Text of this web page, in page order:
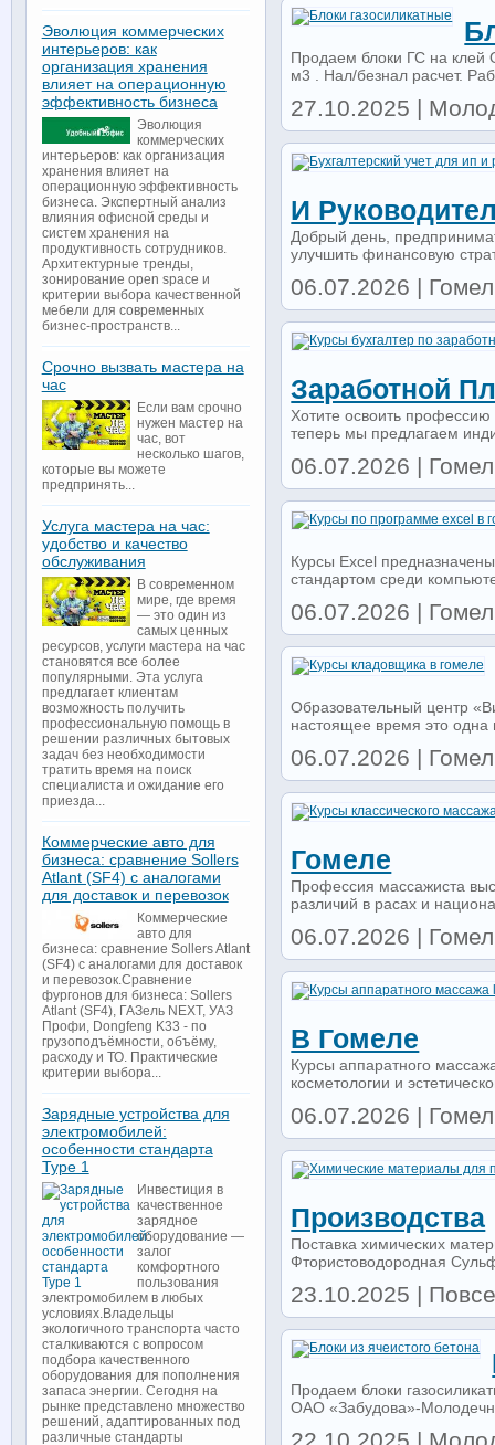
Продаем блоки ГС на клей
м3 . Нал/безнал расчет.
27.10.2025 |
И
Добрый день,
улучшить финансовую
06.07.2026 |
Заработной
Хотите освоить профессию
теперь мы предлагаем
06.07.2026 |
Курсы Excel
стандартом среди
06.07.2026 |
Образовательный центр
настоящее время это
06.07.2026 |
Гомеле
Профессия массажиста
различий в расах и
06.07.2026 |
В Гомеле
Курсы аппаратного
косметологии и
06.07.2026 |
Производства
Поставка химических
Фтористоводородная
23.10.2025 |
Продаем блоки
ОАО «Забудова»-
Эволюция коммерческих
интерьеров: как
организация хранения
влияет на операционную
эффективность бизнеса
Эволюция
коммерческих
интерьеров: как организация
хранения влияет на
операционную эффективность
бизнеса. Экспертный анализ
влияния офисной среды и
систем хранения на
продуктивность сотрудников.
Архитектурные тренды,
зонирование open space и
критерии выбора качественной
мебели для современных
бизнес-пространств...
Срочно вызвать мастера на
час
Если вам срочно
нужен мастер на
час, вот
несколько шагов,
которые вы можете
предпринять...
Услуга мастера на час:
удобство и качество
обслуживания
В современном
мире, где время
— это один из
самых ценных
ресурсов, услуги мастера на час
становятся все более
популярными. Эта услуга
предлагает клиентам
возможность получить
профессиональную помощь в
решении различных бытовых
задач без необходимости
тратить время на поиск
специалиста и ожидание его
приезда...
Коммерческие авто для
бизнеса: сравнение Sollers
Atlant (SF4) с аналогами
для доставок и перевозок
Коммерческие
авто для
бизнеса: сравнение Sollers Atlant
(SF4) с аналогами для доставок
и перевозок.Сравнение
фургонов для бизнеса: Sollers
Atlant (SF4), ГАЗель NEXT, УАЗ
Профи, Dongfeng K33 - по
грузоподъёмности, объёму,
расходу и ТО. Практические
критерии выбора...
Зарядные устройства для
электромобилей:
особенности стандарта
Type 1
Инвестиция в
качественное
зарядное
оборудование —
залог
комфортного
пользования
электромобилем в любых
условиях.Владельцы
экологичного транспорта часто
сталкиваются с вопросом
подбора качественного
оборудования для пополнения
запаса энергии. Сегодня на
рынке представлено множество
решений, адаптированных под
различные стандарты